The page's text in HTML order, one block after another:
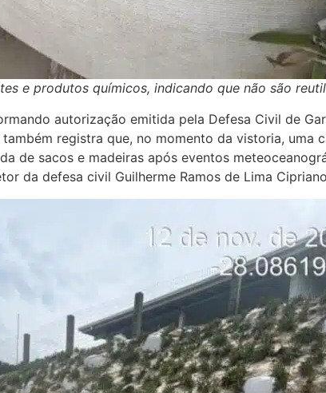
e produtos químicos, indicando que não são
autorização emitida pela Defesa Civil de
registra que, no momento da vistoria,
de sacos e madeiras após eventos
da defesa civil Guilherme Ramos de Lima